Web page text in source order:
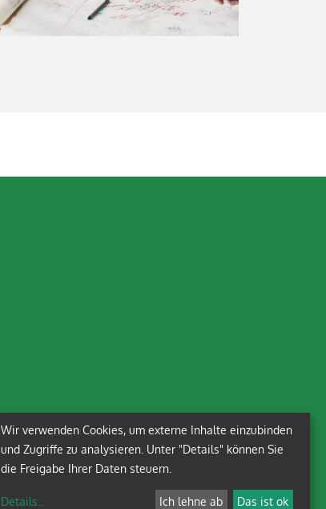
Wir verwenden Cookies, um externe Inhalte einzubinden
und Zugriffe zu analysieren. Unter "Details" können Sie
die Freigabe Ihrer Daten steuern.
Details... Ich lehne ab Das ist ok